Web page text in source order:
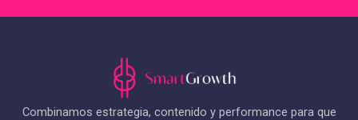
Combinamos estrategia, contenido y performance para que